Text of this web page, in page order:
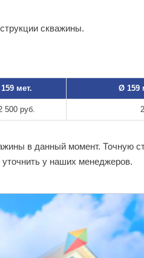
скважины.
мет. Ø 159
500 руб.
в данный момент. Точную
у наших менеджеров.